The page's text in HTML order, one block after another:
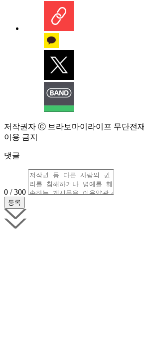
저작권자 ⓒ 브라보마이라이프 무단전
이용 금지
댓글
0 / 300